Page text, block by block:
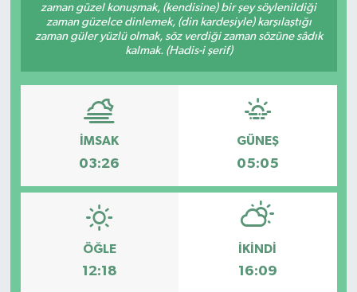
zaman güzel konuşmak, (kendisine) bir şey söylenildiği
zaman güzelce dinlemek, (din kardeşiyle) karşılaştığı
zaman güler yüzlü olmak, söz verdiği zaman sözüne sâdık
kalmak. (Hadis-i şerif)
İMSAK
03:26
GÜNEŞ
05:05
ÖĞLE
12:18
İKINDI
16:09